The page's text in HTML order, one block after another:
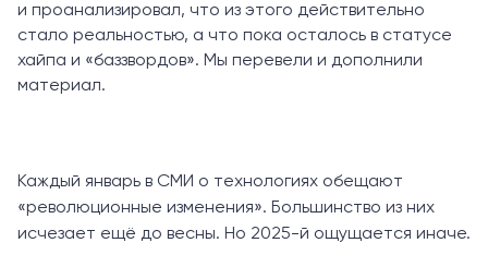
и проанализировал, что из этого действительно
стало реальностью, а что пока осталось в статусе
хайпа и «баззвордов». Мы перевели и дополнили
материал.
Каждый январь в СМИ о технологиях обещают
«революционные изменения». Большинство из них
исчезает ещё до весны. Но 2025-й ощущается иначе.